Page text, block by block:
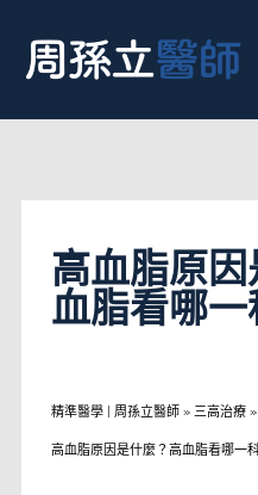
高血脂原
血脂看哪一
精準醫學 | 周孫立醫師 » 三高治療 »
高血脂原因是什麼？高血脂看哪一